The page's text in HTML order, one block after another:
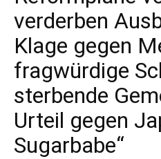
verderben
Klage gegen
fragwürdige
sterbende
Urteil gegen
Sugarbabe“